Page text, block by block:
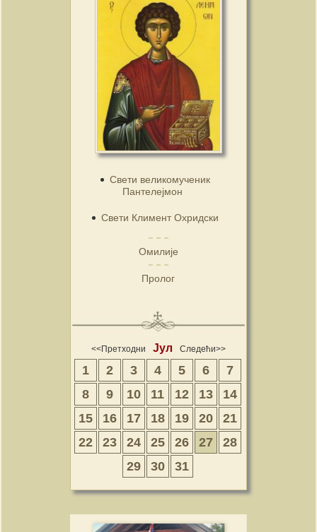
Свети великомученик
Пантелејмон
Свети Климент Охридски
Омилије
Пролог
<<Претходни Јул Следећи>>
1 2 3 4 5 6
7
8
9 10 11 12 13
14
15
16 17 18 19 20
21
22
23 24 25 26 27
28
29
30 31